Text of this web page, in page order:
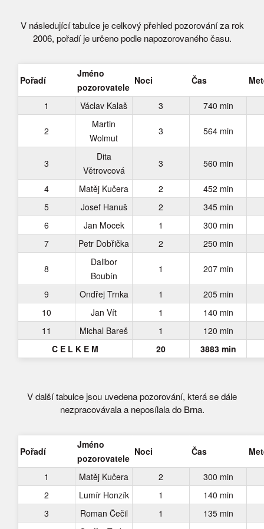
V následující tabulce je celkový přehled pozorování za rok
2006, pořadí je určeno podle napozorovaného času.
Pořadí
Jméno
pozorovatele
Noci Čas
1 Václav Kalaš 3 740 min
2
Martin
Wolmut
3 564 min
3
Dita
Větrovcová
3 560 min
4 Matěj Kučera 2
452 min
5
Josef Hanuš 2
345 min
6
Jan Mocek 1
300 min
7
Petr Dobřička 2 250 min
8
Dalibor
Boubín
1 207 min
9 Ondřej Trnka 1
205 min
10
Jan Vít 1
140 min
11
Michal Bareš 1
120 min
C E L K E M
20 3883 min
V další tabulce jsou uvedena pozorování, která se dále
nezpracovávala a neposílala do Brna.
Pořadí
Jméno
pozorovatele
Noci Čas
1 Matěj Kučera 2
300 min
2
Lumír Honzík 1
140 min
3
Roman Čečil 1
135 min